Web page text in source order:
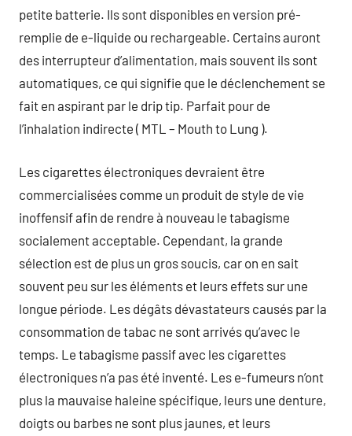
petite batterie. Ils sont disponibles en version pré-
remplie de e-liquide ou rechargeable. Certains auront
des interrupteur d’alimentation, mais souvent ils sont
automatiques, ce qui signifie que le déclenchement se
fait en aspirant par le drip tip. Parfait pour de
l’inhalation indirecte ( MTL – Mouth to Lung ).
Les cigarettes électroniques devraient être
commercialisées comme un produit de style de vie
inoffensif afin de rendre à nouveau le tabagisme
socialement acceptable. Cependant, la grande
sélection est de plus un gros soucis, car on en sait
souvent peu sur les éléments et leurs effets sur une
longue période. Les dégâts dévastateurs causés par la
consommation de tabac ne sont arrivés qu’avec le
temps. Le tabagisme passif avec les cigarettes
électroniques n’a pas été inventé. Les e-fumeurs n’ont
plus la mauvaise haleine spécifique, leurs une denture,
doigts ou barbes ne sont plus jaunes, et leurs